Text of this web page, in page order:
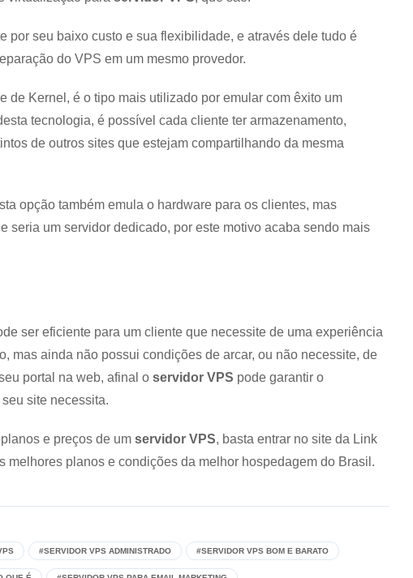
por seu baixo custo e sua flexibilidade, e através dele tudo é
do VPS em um mesmo provedor.
de Kernel, é o tipo mais utilizado por emular com êxito um
tecnologia, é possível cada cliente ter armazenamento,
de outros sites que estejam compartilhando da mesma
opção também emula o hardware para os clientes, mas
seria um servidor dedicado, por este motivo acaba sendo mais
ser eficiente para um cliente que necessite de uma experiência
mas ainda não possui condições de arcar, ou não necessite, de
portal na web, afinal o servidor VPS pode garantir o
site necessita.
e preços de um servidor VPS, basta entrar no site da Link
melhores planos e condições da melhor hospedagem do Brasil.
#SERVIDOR VPS ADMINISTRADO #SERVIDOR VPS BOM E BARATO